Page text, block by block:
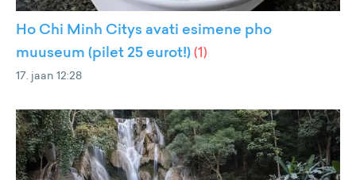
Ho Chi Minh Citys avati esimene pho
muuseum (pilet 25 eurot!)(1)
17. jaan 12:28